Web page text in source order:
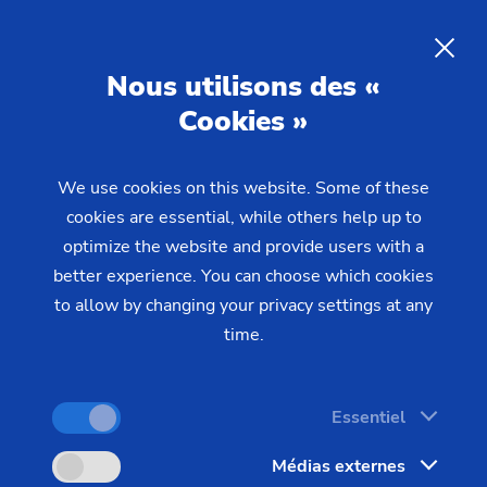
engrenages R 300 d'EMAG
Richardon : Opérations de
taillage d'engrenages
extrêmement efficaces pour la
production chez HKS Dreh-
Antriebe
sont toujours utilisés lorsqu'il s'agit de tourner ou
de pivoter une masse - ce qui est le cas dans
d'innombrables véhicules utilitaires, navires,
Nous utilisons des «
Cookies »
We use cookies on this website. Some of these
cookies are essential, while others help up to
optimize the website and provide users with a
better experience. You can choose which cookies
to allow by changing your privacy settings at any
time.
Essentiel
Médias externes